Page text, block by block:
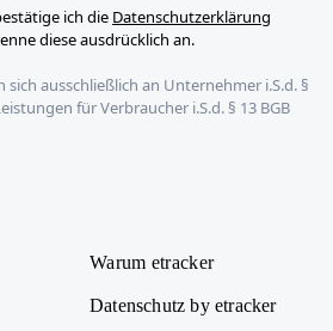
ich die Datenschutzerklärung
diese ausdrücklich an.
ausschließlich an Unternehmer i.S.d. §
für Verbraucher i.S.d. § 13 BGB
Warum etracker
Datenschutz by etracker